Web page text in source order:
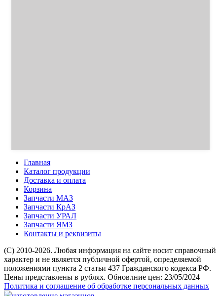
Главная
Каталог продукции
Доставка и оплата
Корзина
Запчасти МАЗ
Запчасти КрАЗ
Запчасти УРАЛ
Запчасти ЯМЗ
Контакты и реквизиты
(C) 2010-2026. Любая информация на сайте носит справочный
характер и не является публичной офертой, определяемой
положениями пункта 2 статьи 437 Гражданского кодекса РФ.
Цены представлены в рублях. Обновлние цен: 23/05/2024
Политика и соглашение об обработке персональных данных